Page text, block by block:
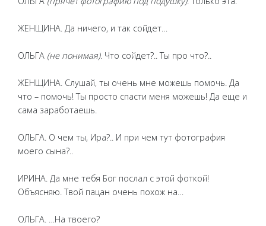
ЖЕНЩИНА. Да ничего, и так сойдет…
ОЛЬГА (не понимая). Что сойдет?.. Ты про что?..
ЖЕНЩИНА. Слушай, ты очень мне можешь помочь. Да
что – помочь! Ты просто спасти меня можешь! Да еще и
сама заработаешь.
ОЛЬГА. О чем ты, Ира?.. И при чем тут фотография
моего сына?..
ИРИНА. Да мне тебя Бог послал с этой фоткой!
Объясняю. Твой пацан очень похож на…
ОЛЬГА. …На твоего?